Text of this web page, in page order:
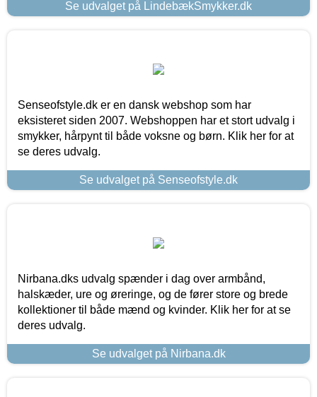
Se udvalget på LindebækSmykker.dk
Senseofstyle.dk er en dansk webshop som har
eksisteret siden 2007. Webshoppen har et stort udvalg i
smykker, hårpynt til både voksne og børn. Klik her for at
se deres udvalg.
Se udvalget på Senseofstyle.dk
Nirbana.dks udvalg spænder i dag over armbånd,
halskæder, ure og øreringe, og de fører store og brede
kollektioner til både mænd og kvinder. Klik her for at se
deres udvalg.
Se udvalget på Nirbana.dk